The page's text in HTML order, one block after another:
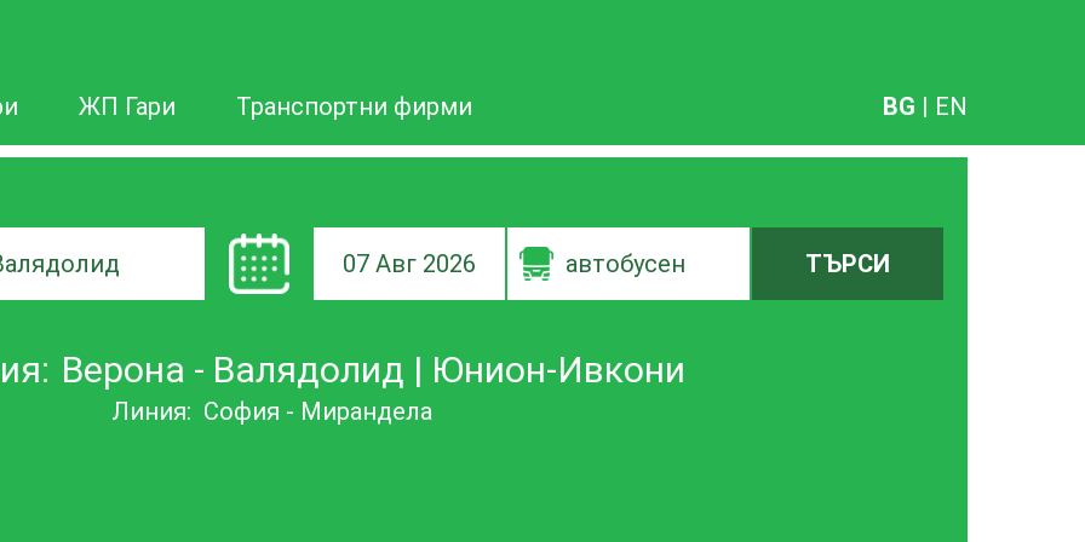
ЖП Гари Транспортни фирми BG | EN
07 Авг 2026 автобусен ТЪРСИ
Верона - Валядолид | Юнион-Ивкони
Линия: София - Мирандела